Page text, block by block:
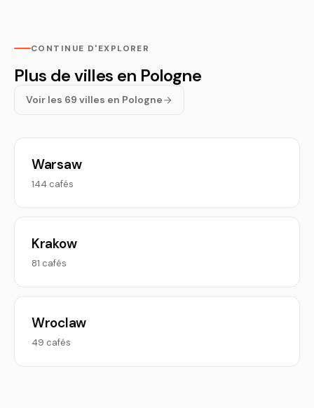
CONTINUE D'EXPLORER
Plus de villes en Pologne
Voir les 69 villes en Pologne
Warsaw
144 cafés
Krakow
81 cafés
Wroclaw
49 cafés